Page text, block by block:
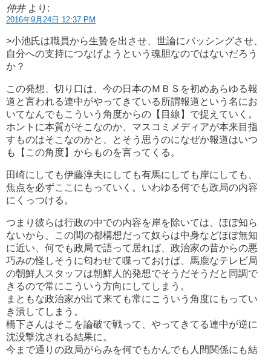
仲井 より:
2016年9月24日 12:37 PM
>小池氏は職員から生贄を出させ、世論にバッシングさせ、
自分への支持につなげようという魂胆なのではないだろう
か？
この発想、切り口は、今の日本のＭＢＳを初めあらゆる報
道と言われる連中がやってきている所謂報道という名にお
いてなんでもこういう角度からの【目線】で捉えていく。
ホントに本質がそこなのか、マスコミメディアが本来目指
すものはそこなのかと、とそう思うのになぜか報道はいつ
も【この角度】からものを言ってくる。
田崎にしても伊藤淳夫にしても有馬にしても岸にしても、
焦点を必ずここにもっていく。いわゆる何でも政局の内容
にくっつける。
つまり彼らは行政の中での内容を岸を除いては、ほぼ知ら
ないから、この間の都構想だって奴らは中身などほぼ無知
に近い、何でも政局で語って居れば、政治家の昔からの悪
巧みの怪しそうに匂わせて喋っておけば、馬鹿なテレビ局
の朝鮮人スタッフは朝鮮人的発想でそうだそうだと同調で
きるので常にこういう方向にしてしまう。
まともな政治家が出て来ても常にこういう角度にもってい
き潰してしまう。
橋下さんはそこを論破で戦って、やってきてる連中が逆に
沈没撃沈される結果に。
今まで通りの政局がらみを何でもかんでも人間関係にも結